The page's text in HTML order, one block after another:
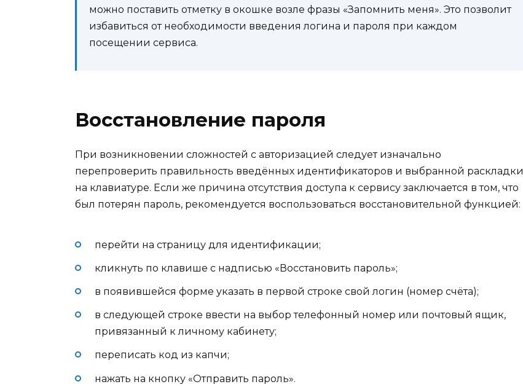
можно поставить отметку в окошке возле фразы «Запомнить меня». Это позволит
избавиться от необходимости введения логина и пароля при каждом
посещении сервиса.
Восстановление пароля
При возникновении сложностей с авторизацией следует изначально
перепроверить правильность введённых идентификаторов и выбранной раскладки
на клавиатуре. Если же причина отсутствия доступа к сервису заключается в том, что
был потерян пароль, рекомендуется воспользоваться восстановительной функцией:
перейти на страницу для идентификации;
кликнуть по клавише с надписью «Восстановить пароль»;
в появившейся форме указать в первой строке свой логин (номер счёта);
в следующей строке ввести на выбор телефонный номер или почтовый ящик,
привязанный к личному кабинету;
переписать код из капчи;
нажать на кнопку «Отправить пароль».